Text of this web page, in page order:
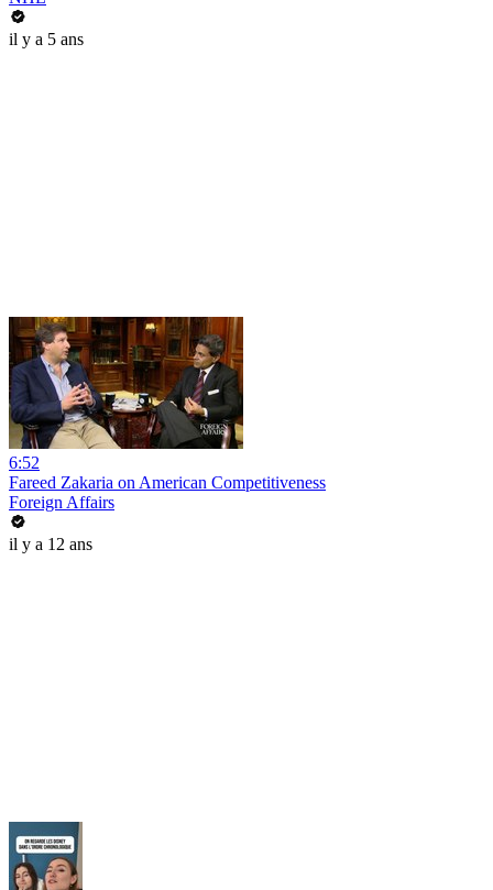
il y a 5 ans
6:52
Fareed Zakaria on American Competitiveness
Foreign Affairs
il y a 12 ans